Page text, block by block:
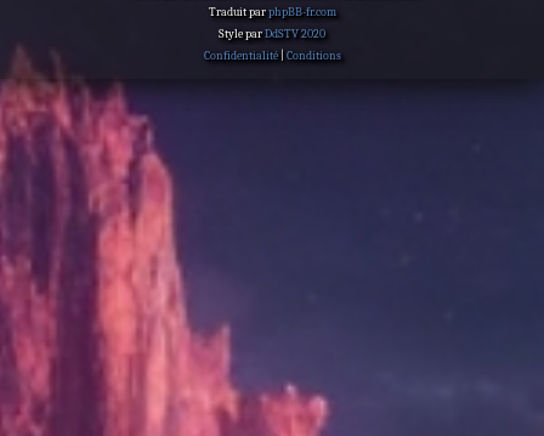
Traduit parphpBB-fr.com
Style parDdSTV 2020
Confidentialité| Conditions